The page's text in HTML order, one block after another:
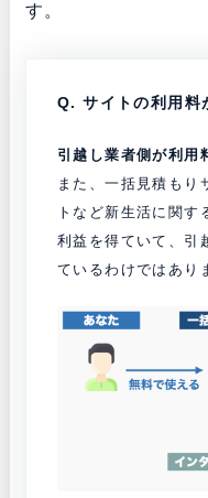
す。
Q. サイトの利用料
引越し業者側が利用
また、一括見積もり
トなど新生活に関す
利益を得ていて、引
ているわけではあり